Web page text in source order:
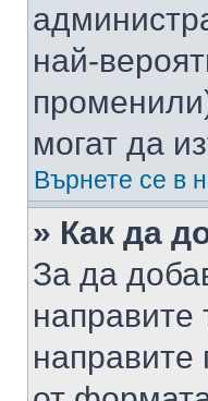
най-
могат да
Върнете се в
» Как да
За да